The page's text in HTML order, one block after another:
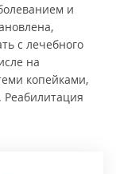
и
с лечебного
на
копейками,
Реабилитация